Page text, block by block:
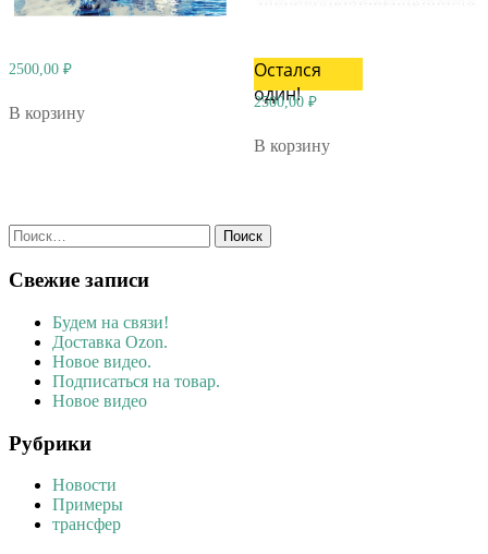
2500,00 ₽
В корзину
Остался
один!
2500,00 ₽
В корзину
Найти:
Свежие записи
Будем на связи!
Доставка Ozon.
Новое видео.
Подписаться на товар.
Новое видео
Рубрики
Новости
Примеры
трансфер